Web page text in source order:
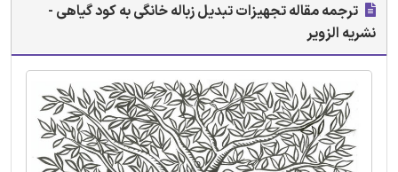
ترجمه مقاله تجهیزات تبدیل زباله خانگی به کود گیاهی -
نشریه الزویر